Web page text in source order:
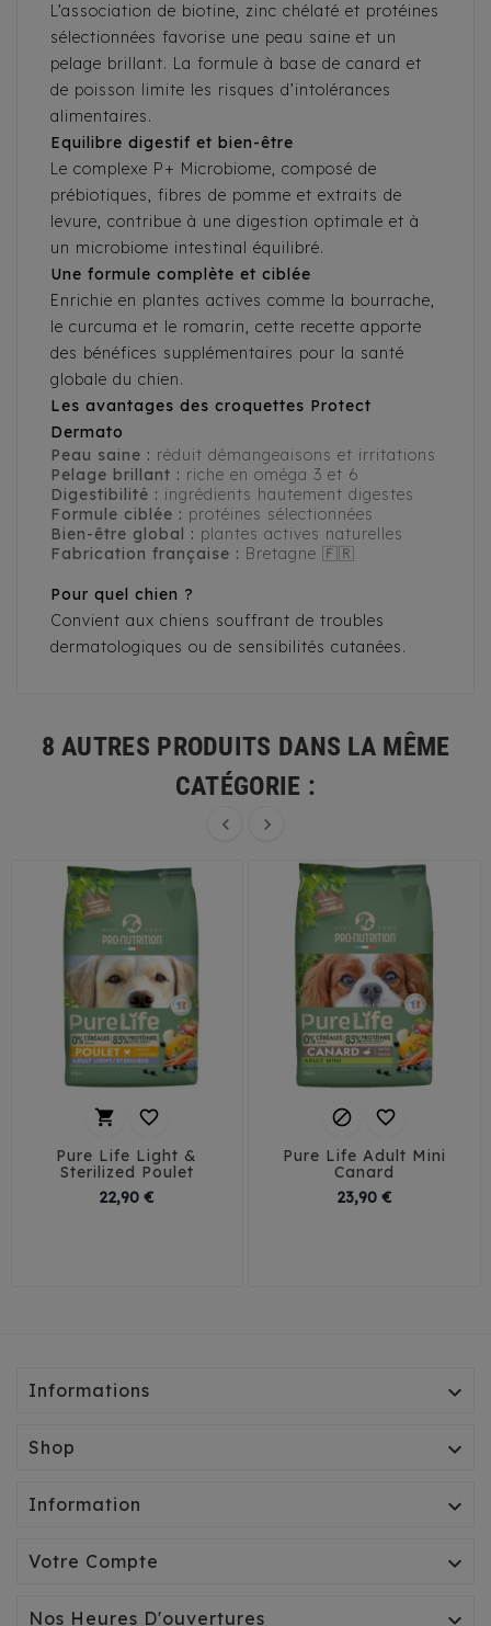
L’association de biotine, zinc chélaté et protéines
sélectionnées favorise une peau saine et un
pelage brillant. La formule à base de canard et
de poisson limite les risques d’intolérances
alimentaires.
Equilibre digestif et bien-être
Le complexe P+ Microbiome, composé de
prébiotiques, fibres de pomme et extraits de
levure, contribue à une digestion optimale et à
un microbiome intestinal équilibré.
Une formule complète et ciblée
Enrichie en plantes actives comme la bourrache,
le curcuma et le romarin, cette recette apporte
des bénéfices supplémentaires pour la santé
globale du chien.
Les avantages des croquettes Protect
Dermato
Peau saine : réduit démangeaisons et irritations
Pelage brillant : riche en oméga 3 et 6
Digestibilité : ingrédients hautement digestes
Formule ciblée : protéines sélectionnées
Bien-être global : plantes actives naturelles
Fabrication française : Bretagne 🇫🇷
Pour quel chien ?
Convient aux chiens souffrant de troubles
dermatologiques ou de sensibilités cutanées.
8 AUTRES PRODUITS DANS LA MÊME
CATÉGORIE :
 
 
Pure Life Light &
Sterilized Poulet
22,90 €
 
Pure Life Adult Mini
Canard
23,90 €Prix
Informations 
Shop 
Information 
Votre Compte 
Nos Heures D'ouvertures